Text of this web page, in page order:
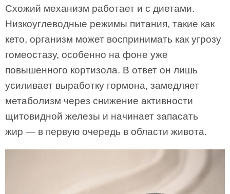
Схожий механизм работает и с диетами.
Низкоуглеводные режимы питания, такие как
кето, организм может воспринимать как угрозу
гомеостазу, особенно на фоне уже
повышенного кортизола. В ответ он лишь
усиливает выработку гормона, замедляет
метаболизм через снижение активности
щитовидной железы и начинает запасать
жир — в первую очередь в области живота.